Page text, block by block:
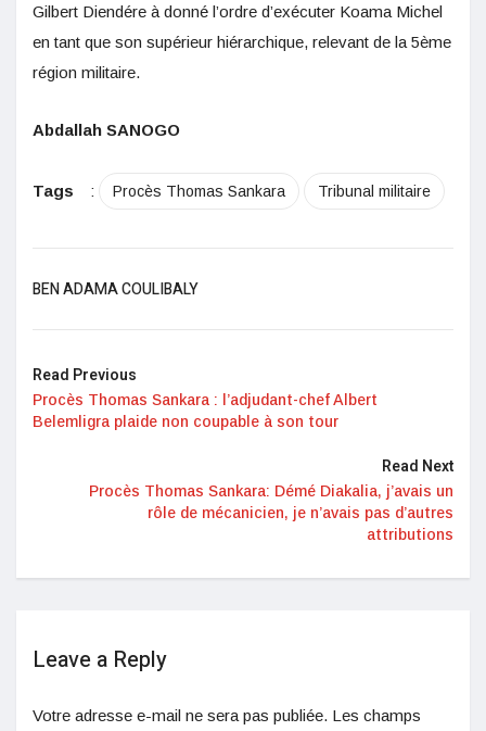
Gilbert Diendére à donné l’ordre d’exécuter Koama Michel
en tant que son supérieur hiérarchique, relevant de la 5ème
région militaire.
Abdallah SANOGO
Tags : Procès Thomas Sankara Tribunal militaire
BEN ADAMA COULIBALY
Read Previous
Procès Thomas Sankara : l’adjudant-chef Albert
Belemligra plaide non coupable à son tour
Read Next
Procès Thomas Sankara: Démé Diakalia, j’avais un
rôle de mécanicien, je n’avais pas d’autres
attributions
Leave a Reply
Votre adresse e-mail ne sera pas publiée. Les champs